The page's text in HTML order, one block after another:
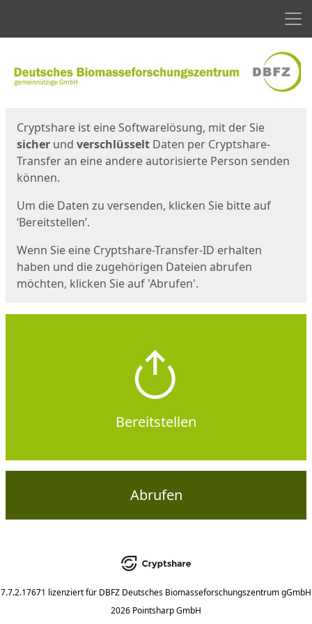
Cryptshare ist eine Softwarelösung, mit der Sie
sicher und verschlüsselt Daten per Cryptshare-
Transfer an eine andere autorisierte Person senden
können.
Um die Daten zu versenden, klicken Sie bitte auf
‘Bereitstellen’.
Wenn Sie eine Cryptshare-Transfer-ID erhalten
haben und die zugehörigen Dateien abrufen
möchten, klicken Sie auf 'Abrufen'.
Bereitstellen
Abrufen
7.7.2.17671 lizenziert für DBFZ Deutsches Biomasseforschungszentrum gGmbH
2026 Pointsharp GmbH